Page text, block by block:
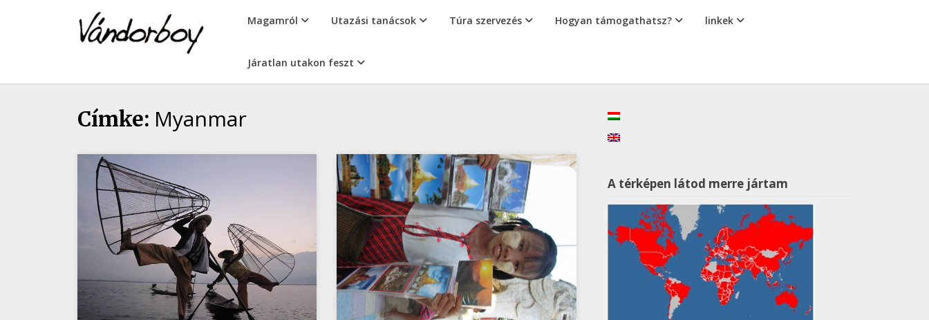
vandorboy
Magamról Utazási tanácsok Túra szervezés Hogyan támogathatsz? linkek
Járatlan utakon feszt
Címke: Myanmar
A térképen látod merre jártam